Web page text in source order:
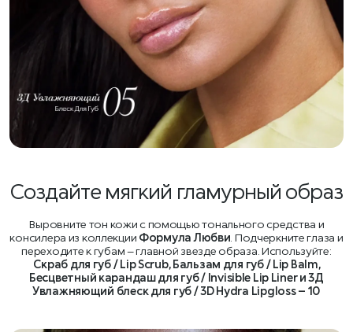
Создайте мягкий гламурный образ
Выровните тон кожи с помощью тонального средства и
консилера из коллекции Формула Любви . Подчеркните глаза и
переходите к губам – главной звезде образа. Используйте:
Скраб для губ / Lip Scrub, Бальзам для губ / Lip Balm,
Бесцветный карандаш для губ / Invisible Lip Liner и 3Д
Увлажняющий блеск для губ / 3D Hydra Lipgloss – 10